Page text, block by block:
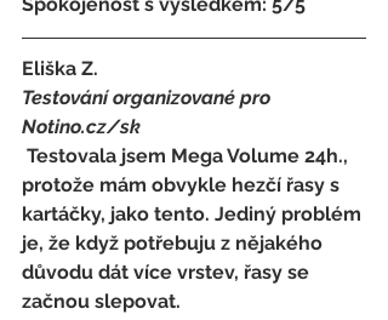
Eliška Z.
Testování organizované pro
Notino.cz/sk
protože mám obvykle hezčí řasy s
kartáčky, jako tento. Jediný problém
je, že když potřebuju z nějakého
důvodu dát více vrstev, řasy se
začnou slepovat.